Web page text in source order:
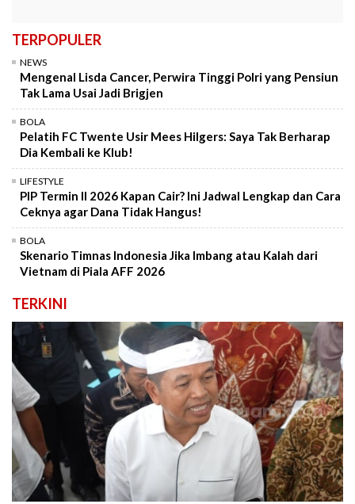
TERPOPULER
NEWS
Mengenal Lisda Cancer, Perwira Tinggi Polri yang Pensiun
Tak Lama Usai Jadi Brigjen
BOLA
Pelatih FC Twente Usir Mees Hilgers: Saya Tak Berharap
Dia Kembali ke Klub!
LIFESTYLE
PIP Termin II 2026 Kapan Cair? Ini Jadwal Lengkap dan Cara
Ceknya agar Dana Tidak Hangus!
BOLA
Skenario Timnas Indonesia Jika Imbang atau Kalah dari
Vietnam di Piala AFF 2026
TERKINI